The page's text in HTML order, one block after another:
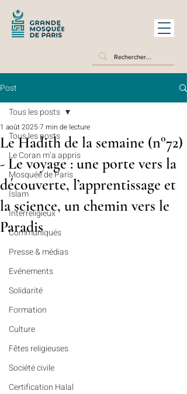
Post
Tous les posts
Le Coran m’a appris
Mosquée de Paris
Islam
Interreligieux
Communiqués
Presse & médias
Evénements
Solidarité
Formation
Culture
Fêtes religieuses
Société civile
Certification Halal
Tous les posts
Le Hadith de la semaine (n°72)
- Le voyage : une porte vers la
découverte, l’apprentissage et
la science, un chemin vers le
Paradis
1 août 20257 min de lecture